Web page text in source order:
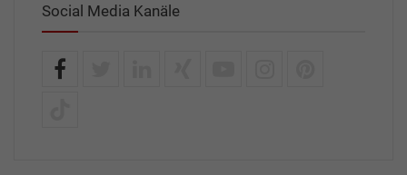
Social Media Kanäle